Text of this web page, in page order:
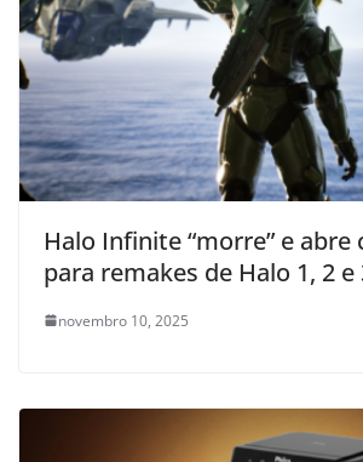
Halo Infinite “morre” e abre
para remakes de Halo 1, 2 e
novembro 10, 2025